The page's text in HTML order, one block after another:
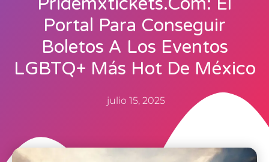
Portal Para Conseguir
Boletos A Los Eventos
LGBTQ+ Más Hot De México
julio 15, 2025